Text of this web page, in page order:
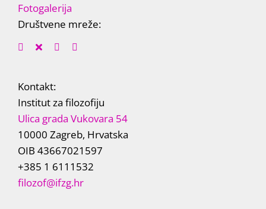
Fotogalerija
Društvene mreže:
Kontakt:
Institut za filozofiju
Ulica grada Vukovara 54
10000 Zagreb, Hrvatska
OIB 43667021597
+385 1 6111532
filozof@ifzg.hr